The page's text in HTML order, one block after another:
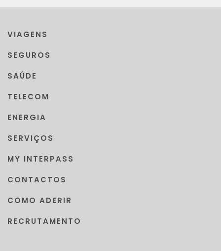
VIAGENS
SEGUROS
SAÚDE
TELECOM
ENERGIA
SERVIÇOS
MY INTERPASS
CONTACTOS
COMO ADERIR
RECRUTAMENTO